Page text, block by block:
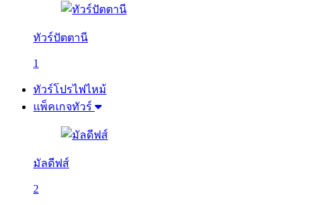
ทัวร์ปัตตานี
1
ทัวร์โปรไฟไหม้
แพ็คเกจทัวร์
มัลดีฟส์
2